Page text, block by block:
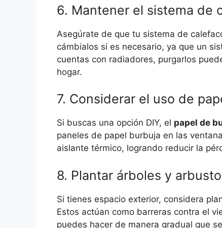
6. Mantener el sistema de
Asegúrate de que tu sistema de
cámbialos si es necesario, ya que un
cuentas con radiadores, purgarlos
hogar.
7. Considerar el uso de
Si buscas una opción DIY, el papel de
paneles de papel burbuja en las
aislante térmico, logrando reducir la
8. Plantar árboles y
Si tienes espacio exterior, considera
Estos actúan como barreras contra el
puedes hacer de manera gradual que